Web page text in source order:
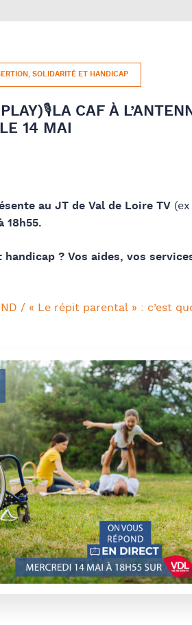
SOLIDARITÉ ET HANDICAP
CAF À
14 MAI
au JT de Val de Loire TV
18h55.
handicap ? Vos aides, vos
/ « Le répit parental » : c’est